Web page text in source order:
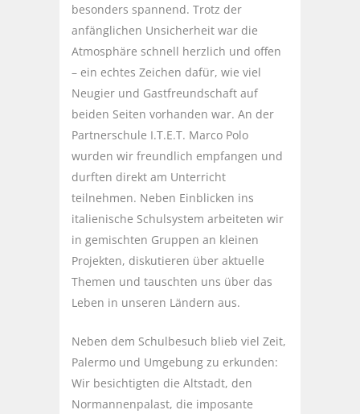
besonders spannend. Trotz der
anfänglichen Unsicherheit war die
Atmosphäre schnell herzlich und offen
– ein echtes Zeichen dafür, wie viel
Neugier und Gastfreundschaft auf
beiden Seiten vorhanden war. An der
Partnerschule I.T.E.T. Marco Polo
wurden wir freundlich empfangen und
durften direkt am Unterricht
teilnehmen. Neben Einblicken ins
italienische Schulsystem arbeiteten wir
in gemischten Gruppen an kleinen
Projekten, diskutieren über aktuelle
Themen und tauschten uns über das
Leben in unseren Ländern aus.
Neben dem Schulbesuch blieb viel Zeit,
Palermo und Umgebung zu erkunden:
Wir besichtigten die Altstadt, den
Normannenpalast, die imposante